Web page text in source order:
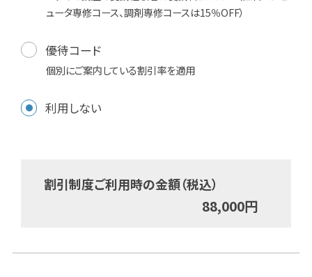
ュータ専修コース、調剤専修コースは15％OFF）
優待コード
個別にご案内している割引率を適用
利用しない
割引制度ご利用時の金額（税込）
88,000円